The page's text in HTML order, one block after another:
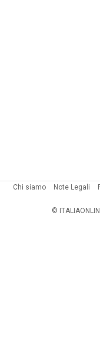
Chi siamo Note Legali
©